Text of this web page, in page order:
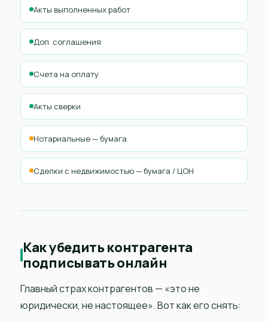
Акты выполненных работ
Доп. соглашения
Счета на оплату
Акты сверки
Нотариальные — бумага
Сделки с недвижимостью — бумага / ЦОН
Как убедить контрагента
подписывать онлайн
Главный страх контрагентов — «это не
юридически, не настоящее». Вот как его снять: